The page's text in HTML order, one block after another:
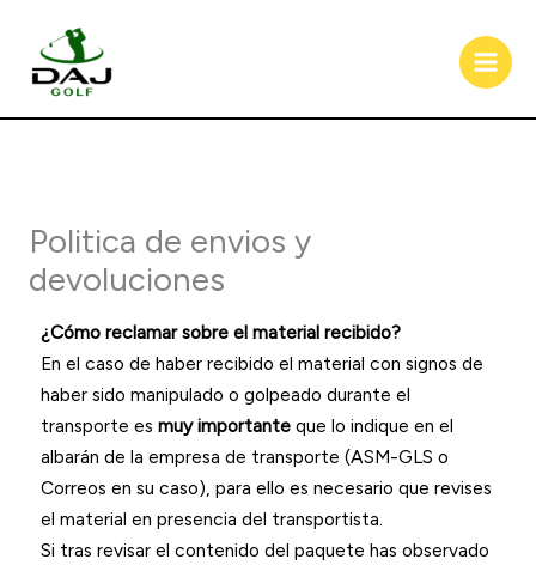
contenido
Politica de envios y
devoluciones
¿Cómo reclamar sobre el material recibido?
En el caso de haber recibido el material con signos de
haber sido manipulado o golpeado durante el
transporte es muy importanteque lo indique en el
albarán de la empresa de transporte (ASM-GLS o
Correos en su caso), para ello es necesario que revises
el material en presencia del transportista.
Si tras revisar el contenido del paquete has observado